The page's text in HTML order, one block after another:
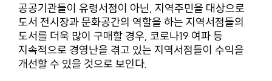
공공기관들이 유령서점이 아닌, 지역주민을 대상으로
도서 전시장과 문화공간의 역할을 하는 지역서점들의
도서를 더욱 많이 구매할 경우, 코로나19 여파 등
지속적으로 경영난을 겪고 있는 지역서점들이 수익을
개선할 수 있을 것으로 보인다.